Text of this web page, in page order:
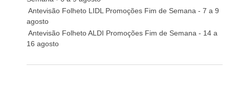
Antevisão Folheto LIDL Promoções Fim de Semana - 7 a 9
agosto
Antevisão Folheto ALDI Promoções Fim de Semana - 14 a
16 agosto